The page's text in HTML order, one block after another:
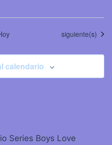
Eventos
siguiente(s)
calendario
Series Boys Love